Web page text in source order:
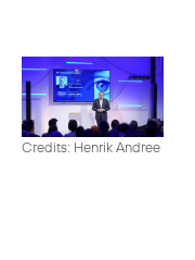
Credits: Henrik Andree